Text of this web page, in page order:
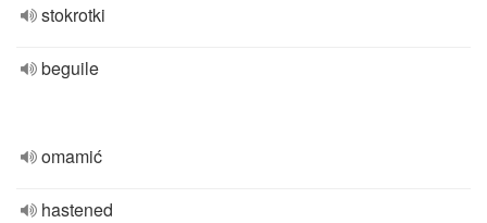
stokrotki
beguile
omamić
hastened